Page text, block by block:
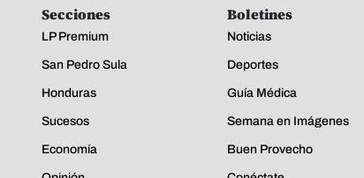
Secciones
LP Premium
San Pedro Sula
Honduras
Sucesos
Economía
Boletines
Noticias
Deportes
Guía Médica
Semana en Imágenes
Buen Provecho